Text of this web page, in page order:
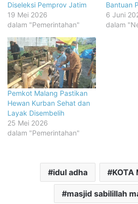
Diseleksi Pemprov Jatim
19 Mei 2026
dalam "Pemerintahan"
Bantuan
6 Juni
dalam
Pemkot Malang Pastikan
Hewan Kurban Sehat dan
Layak Disembelih
25 Mei 2026
dalam "Pemerintahan"
idul adha KOTA
masjid sabilillah